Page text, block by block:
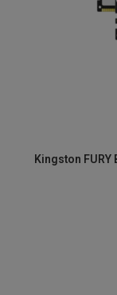
Kingston FURY